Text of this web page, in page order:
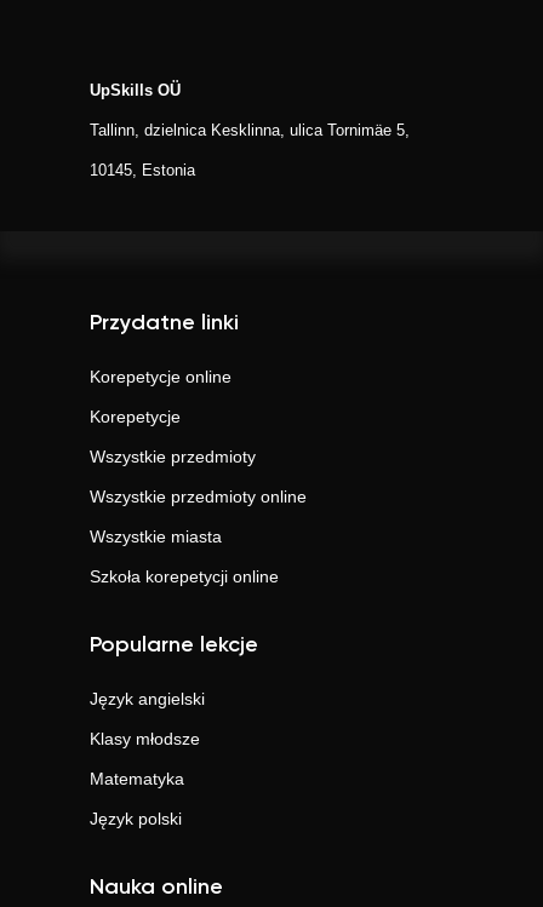
UpSkills OÜ
Tallinn, dzielnica Kesklinna, ulica Tornimäe 5,
10145, Estonia
Przydatne linki
Korepetycje online
Korepetycje
Wszystkie przedmioty
Wszystkie przedmioty online
Wszystkie miasta
Szkoła korepetycji online
Popularne lekcje
Język angielski
Klasy młodsze
Matematyka
Język polski
Nauka online